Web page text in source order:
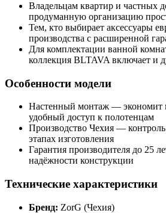
Владельцам квартир и частных
продуманную организацию
Тем, кто выбирает аксессуары
производства с расширенной
Для комплектации ванной
коллекция BLTAVA включает и
Особенности модели
Настенный монтаж — экономит
удобный доступ к полотенцам
Производство Чехия — контроль
этапах изготовления
Гарантия производителя до 25
надёжности конструкции
Технические характеристики
Бренд: ZorG (Чехия)